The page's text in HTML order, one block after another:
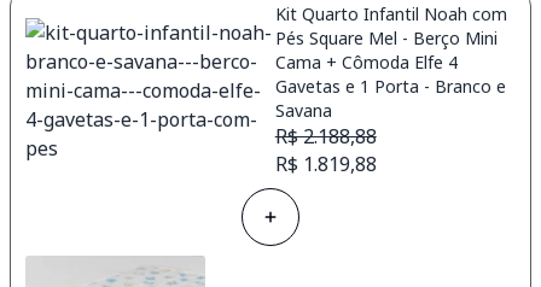
Kit Quarto Infantil Noah com
Pés Square Mel - Berço Mini
Cama + Cômoda Elfe 4
Gavetas e 1 Porta - Branco e
Savana
R$ 2.188,88
R$ 1.819,88